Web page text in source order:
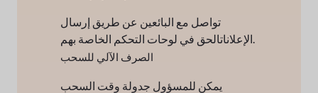
تواصل مع البائعين عن طريق إرسال
الإعلاناتالحق في لوحات التحكم الخاصة بهم.
الصرف الآلي للسحب
يمكن للمسؤول جدولة وقت السحب